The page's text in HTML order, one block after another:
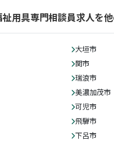
用具専門相談員求人を
大垣市
関市
瑞浪市
美濃加茂市
可児市
飛騨市
下呂市